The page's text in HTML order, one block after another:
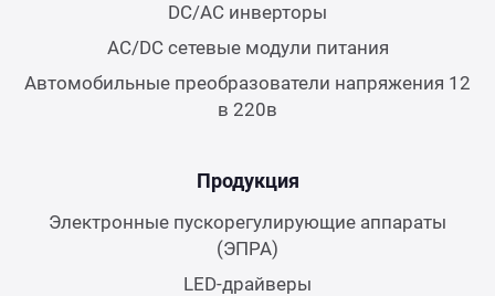
DC/AC инверторы
AC/DC сетевые модули питания
Автомобильные преобразователи напряжения 12
в 220в
Продукция
Электронные пускорегулирующие аппараты
(ЭПРА)
LED-драйверы